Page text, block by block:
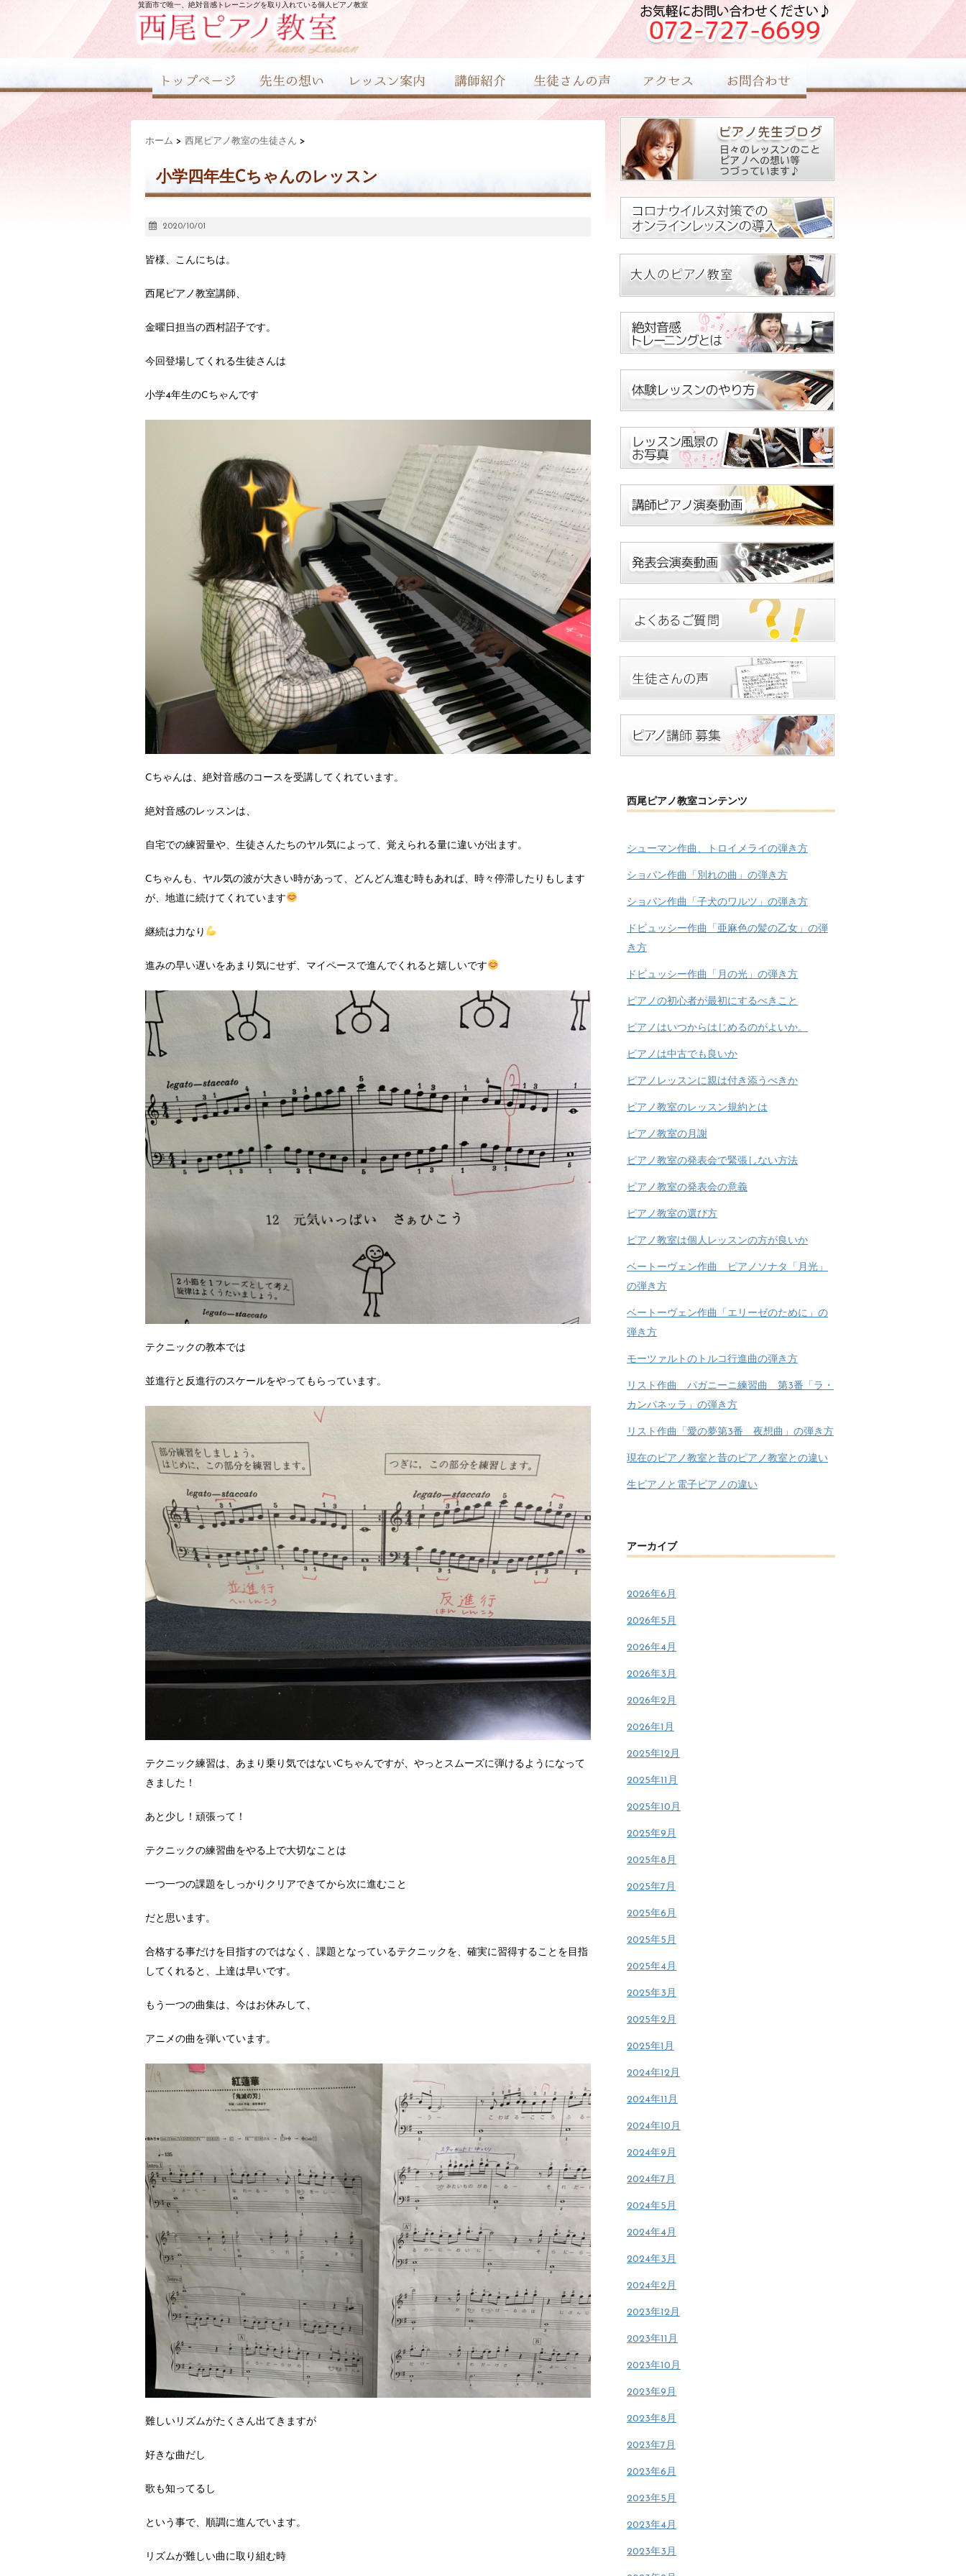
箕面市で唯一、絶対音感トレーニングを取り入れている個人ピアノ教室
ホーム > 西尾ピアノ教室の生徒さん >
小学四年生Cちゃんのレッスン
2020/10/01
皆様、こんにちは。
西尾ピアノ教室講師、
金曜日担当の西村詔子です。
今回登場してくれる生徒さんは
小学4年生のCちゃんです
Cちゃんは、絶対音感のコースを受講してくれています。
絶対音感のレッスンは、
自宅での練習量や、生徒さんたちのヤル気によって、覚えられる量に違いが出ます。
Cちゃんも、ヤル気の波が大きい時があって、どんどん進む時もあれば、時々停滞したりもします
が、地道に続けてくれています
継続は力なり
進みの早い遅いをあまり気にせず、マイペースで進んでくれると嬉しいです
テクニックの教本では
並進行と反進行のスケールをやってもらっています。
テクニック練習は、あまり乗り気ではないCちゃんですが、やっとスムーズに弾けるようになって
きました！
あと少し！頑張って！
テクニックの練習曲をやる上で大切なことは
一つ一つの課題をしっかりクリアできてから次に進むこと
だと思います。
合格する事だけを目指すのではなく、課題となっているテクニックを、確実に習得することを目指
してくれると、上達は早いです。
もう一つの曲集は、今はお休みして、
アニメの曲を弾いています。
難しいリズムがたくさん出てきますが
好きな曲だし
歌も知ってるし
という事で、順調に進んでいます。
リズムが難しい曲に取り組む時
西尾ピアノ教室コンテンツ
シューマン作曲、トロイメライの弾き方
ショパン作曲「別れの曲」の弾き方
ショパン作曲「子犬のワルツ」の弾き方
ドビュッシー作曲「亜麻色の髪の乙女」の弾
き方
ドビュッシー作曲「月の光」の弾き方
ピアノの初心者が最初にするべきこと
ピアノはいつからはじめるのがよいか。
ピアノは中古でも良いか
ピアノレッスンに親は付き添うべきか
ピアノ教室のレッスン規約とは
ピアノ教室の月謝
ピアノ教室の発表会で緊張しない方法
ピアノ教室の発表会の意義
ピアノ教室の選び方
ピアノ教室は個人レッスンの方が良いか
ベートーヴェン作曲 ピアノソナタ「月光」
の弾き方
ベートーヴェン作曲「エリーゼのために」の
弾き方
モーツァルトのトルコ行進曲の弾き方
リスト作曲 パガニーニ練習曲 第3番「ラ・
カンパネッラ」の弾き方
リスト作曲「愛の夢第3番 夜想曲」の弾き方
現在のピアノ教室と昔のピアノ教室との違い
生ピアノと電子ピアノの違い
アーカイブ
2026年6月
2026年5月
2026年4月
2026年3月
2026年2月
2026年1月
2025年12月
2025年11月
2025年10月
2025年9月
2025年8月
2025年7月
2025年6月
2025年5月
2025年4月
2025年3月
2025年2月
2025年1月
2024年12月
2024年11月
2024年10月
2024年9月
2024年7月
2024年5月
2024年4月
2024年3月
2024年2月
2023年12月
2023年11月
2023年10月
2023年9月
2023年8月
2023年7月
2023年6月
2023年5月
2023年4月
2023年3月